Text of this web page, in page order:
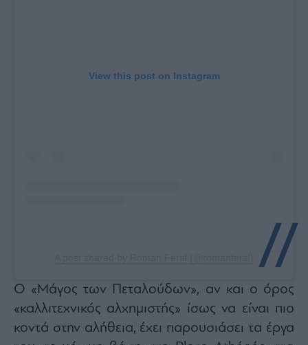
View this post on Instagram
Ο «Μάγος των Πεταλούδων», αν και ο όρος
«καλλιτεχνικός αλχημιστής» ίσως να είναι πιο
κοντά στην αλήθεια, έχει παρουσιάσει τα έργα